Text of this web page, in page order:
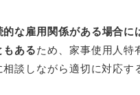
的な雇用関係がある場合に
もあるため、家事使用人特
相談しながら適切に対応す